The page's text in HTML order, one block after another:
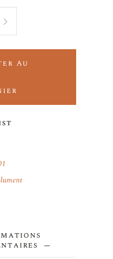
CHARDONNAY
Au